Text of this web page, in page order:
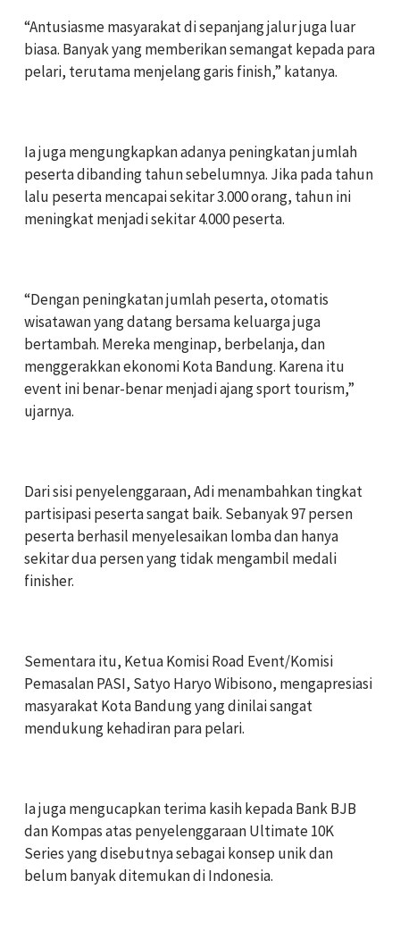
‎“Antusiasme masyarakat di sepanjang jalur juga luar
biasa. Banyak yang memberikan semangat kepada para
pelari, terutama menjelang garis finish,” katanya.
‎Ia juga mengungkapkan adanya peningkatan jumlah
peserta dibanding tahun sebelumnya. Jika pada tahun
lalu peserta mencapai sekitar 3.000 orang, tahun ini
meningkat menjadi sekitar 4.000 peserta.
‎“Dengan peningkatan jumlah peserta, otomatis
wisatawan yang datang bersama keluarga juga
bertambah. Mereka menginap, berbelanja, dan
menggerakkan ekonomi Kota Bandung. Karena itu
event ini benar-benar menjadi ajang sport tourism,”
ujarnya.
‎Dari sisi penyelenggaraan, Adi menambahkan tingkat
partisipasi peserta sangat baik. Sebanyak 97 persen
peserta berhasil menyelesaikan lomba dan hanya
sekitar dua persen yang tidak mengambil medali
finisher.
‎Sementara itu, Ketua Komisi Road Event/Komisi
Pemasalan PASI, Satyo Haryo Wibisono, mengapresiasi
masyarakat Kota Bandung yang dinilai sangat
mendukung kehadiran para pelari.
‎Ia juga mengucapkan terima kasih kepada Bank BJB
dan Kompas atas penyelenggaraan Ultimate 10K
Series yang disebutnya sebagai konsep unik dan
belum banyak ditemukan di Indonesia.